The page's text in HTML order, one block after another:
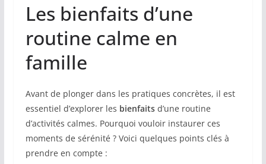
Les bienfaits d’une
routine calme en
famille
Avant de plonger dans les pratiques concrètes, il est
essentiel d’explorer les bienfaitsd’une routine
d’activités calmes. Pourquoi vouloir instaurer ces
moments de sérénité ? Voici quelques points clés à
prendre en compte :